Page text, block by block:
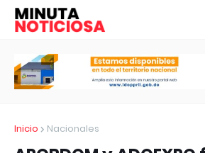
Inicio Nacionales